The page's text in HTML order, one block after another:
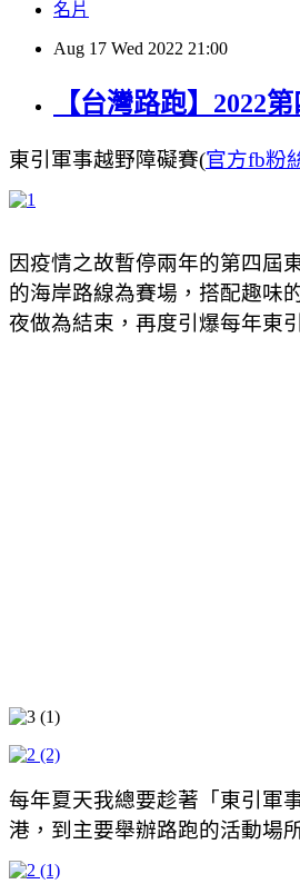
名片
Aug 17 Wed 2022 21:00
【台灣路跑】2022
東引軍事越野障礙賽(官方fb粉
因疫情之故暫停兩年的第四屆
的海岸路線為賽場，搭配趣味
夜做為結束，再度引爆每年東
每年夏天我總要趁著「東引軍
港，到主要舉辦路跑的活動場